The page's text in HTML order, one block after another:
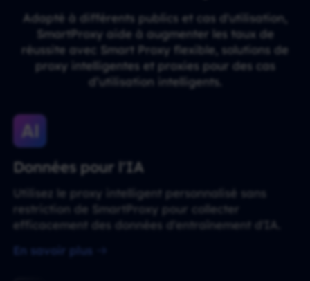
Adapté à différents publics et cas d'utilisation,
SmartProxy aide à augmenter les taux de
réussite avec Smart Proxy flexible, solutions de
proxy intelligentes et proxies pour des cas
d’utilisation intelligents.
Données pour l'IA
Utilisez le proxy intelligent personnalisé sans
restriction de SmartProxy pour collecter
efficacement des données d'entraînement d'IA.
En savoir plus